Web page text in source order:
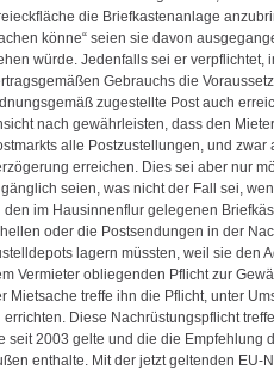
die Briefkastenanlage
könne“ seien sie davon
würde. Jedenfalls sei er verpflichtet,
Gebrauchs die
zugestellte Post auch
nach gewährleisten, dass den
alle Postzustellungen, und
erreichen. Dies sei aber nur
seien, was nicht der Fall sei,
den im Hausinnenflur gelegenen
oder die Postsendungen in der
lagern müssten, weil sie den
Vermieter obliegenden Pflicht zur
Mietsache treffe ihn die Pflicht, unter
errichten. Diese Nachrüstungspflicht
seit 2003 gelte und die die Empfehlung
enthalte. Mit der jetzt geltenden EU-